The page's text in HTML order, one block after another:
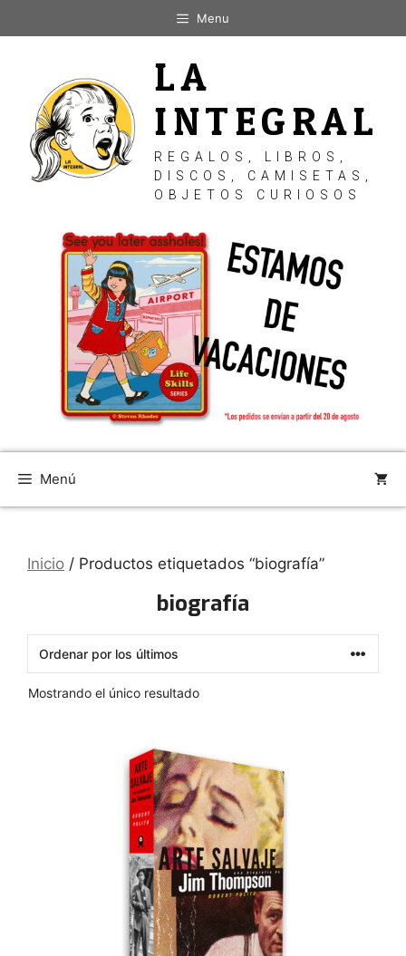
al
Menu
LA
INTEGRAL
REGALOS, LIBROS,
DISCOS, CAMISETAS,
OBJETOS CURIOSOS
Menú
Inicio / Productos etiquetados “biografía”
biografía
Mostrando el único resultado